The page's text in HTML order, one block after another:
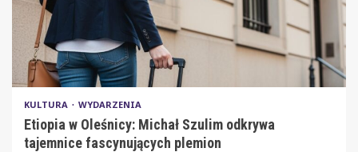
KULTURA WYDARZENIA
Etiopia w Oleśnicy: Michał Szulim odkrywa
tajemnice fascynujących plemion